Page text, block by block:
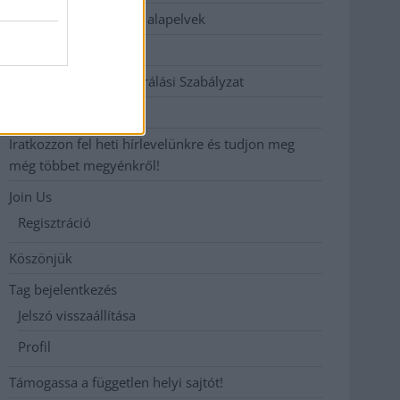
Etikai és függetlenségi alapelvek
Hozzászólási és Moderálási Szabályzat
Iratkozzon fel heti hírlevelünkre és tudjon meg
még többet megyénkről!
Join Us
Regisztráció
Köszönjük
Tag bejelentkezés
Jelszó visszaállítása
Profil
Támogassa a független helyi sajtót!